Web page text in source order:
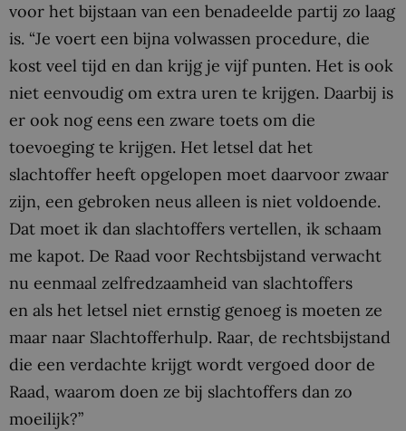
voor het bijstaan van een benadeelde partij zo laag
is. “Je voert een bijna volwassen procedure, die
kost veel tijd en dan krijg je vijf punten. Het is ook
niet eenvoudig om extra uren te krijgen. Daarbij is
er ook nog eens een zware toets om die
toevoeging te krijgen. Het letsel dat het
slachtoffer heeft opgelopen moet daarvoor zwaar
zijn, een gebroken neus alleen is niet voldoende.
Dat moet ik dan slachtoffers vertellen, ik schaam
me kapot. De Raad voor Rechtsbijstand verwacht
nu eenmaal zelfredzaamheid van slachtoffers
en als het letsel niet ernstig genoeg is moeten ze
maar naar Slachtofferhulp. Raar, de rechtsbijstand
die een verdachte krijgt wordt vergoed door de
Raad, waarom doen ze bij slachtoffers dan zo
moeilijk?”